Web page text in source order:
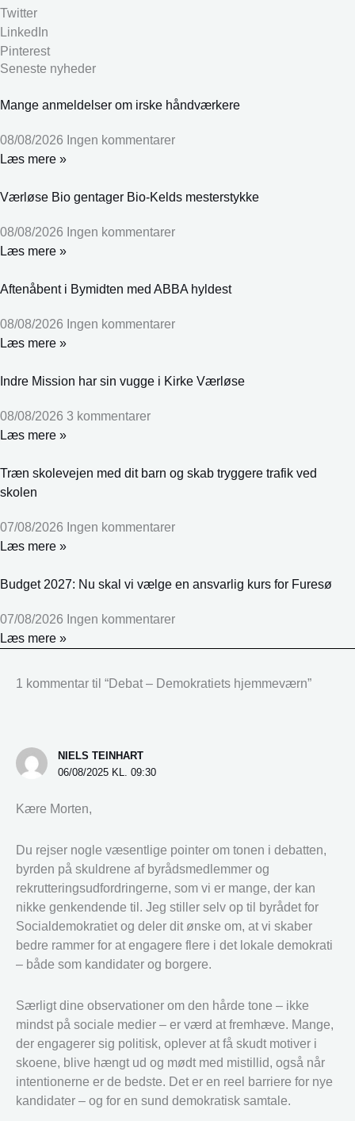
Twitter
LinkedIn
Pinterest
Seneste nyheder
Mange anmeldelser om irske håndværkere
08/08/2026 Ingen kommentarer
Læs mere »
Værløse Bio gentager Bio-Kelds mesterstykke
08/08/2026 Ingen kommentarer
Læs mere »
Aftenåbent i Bymidten med ABBA hyldest
08/08/2026 Ingen kommentarer
Læs mere »
Indre Mission har sin vugge i Kirke Værløse
08/08/2026 3 kommentarer
Læs mere »
Træn skolevejen med dit barn og skab tryggere trafik ved
skolen
07/08/2026 Ingen kommentarer
Læs mere »
Budget 2027: Nu skal vi vælge en ansvarlig kurs for Furesø
07/08/2026 Ingen kommentarer
Læs mere »
1 kommentar til “Debat – Demokratiets hjemmeværn”
NIELS TEINHART
06/08/2025 KL. 09:30
Kære Morten,
Du rejser nogle væsentlige pointer om tonen i debatten,
byrden på skuldrene af byrådsmedlemmer og
rekrutteringsudfordringerne, som vi er mange, der kan
nikke genkendende til. Jeg stiller selv op til byrådet for
Socialdemokratiet og deler dit ønske om, at vi skaber
bedre rammer for at engagere flere i det lokale demokrati
– både som kandidater og borgere.
Særligt dine observationer om den hårde tone – ikke
mindst på sociale medier – er værd at fremhæve. Mange,
der engagerer sig politisk, oplever at få skudt motiver i
skoene, blive hængt ud og mødt med mistillid, også når
intentionerne er de bedste. Det er en reel barriere for nye
kandidater – og for en sund demokratisk samtale.